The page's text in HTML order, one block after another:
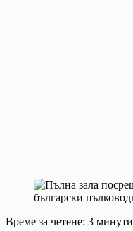
Време за четене: 3 минути